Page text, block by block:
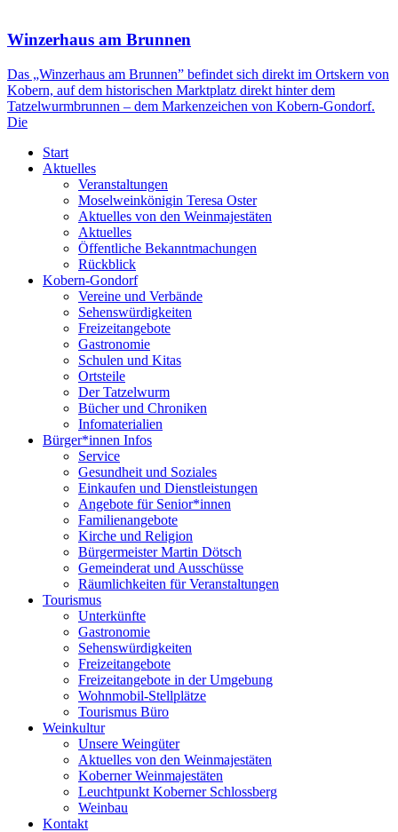
Winzerhaus am Brunnen
Das „Winzerhaus am Brunnen” befindet sich direkt im Ortskern von
Kobern, auf dem historischen Marktplatz direkt hinter dem
Tatzelwurmbrunnen – dem Markenzeichen von Kobern-Gondorf.
Die
Start
Aktuelles
Veranstaltungen
Moselweinkönigin Teresa Oster
Aktuelles von den Weinmajestäten
Aktuelles
Öffentliche Bekanntmachungen
Rückblick
Kobern-Gondorf
Vereine und Verbände
Sehenswürdigkeiten
Freizeitangebote
Gastronomie
Schulen und Kitas
Ortsteile
Der Tatzelwurm
Bücher und Chroniken
Infomaterialien
Bürger*innen Infos
Service
Gesundheit und Soziales
Einkaufen und Dienstleistungen
Angebote für Senior*innen
Familienangebote
Kirche und Religion
Bürgermeister Martin Dötsch
Gemeinderat und Ausschüsse
Räumlichkeiten für Veranstaltungen
Tourismus
Unterkünfte
Gastronomie
Sehenswürdigkeiten
Freizeitangebote
Freizeitangebote in der Umgebung
Wohnmobil-Stellplätze
Tourismus Büro
Weinkultur
Unsere Weingüter
Aktuelles von den Weinmajestäten
Koberner Weinmajestäten
Leuchtpunkt Koberner Schlossberg
Weinbau
Kontakt